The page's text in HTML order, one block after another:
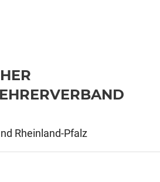
Rheinland-Pfalz